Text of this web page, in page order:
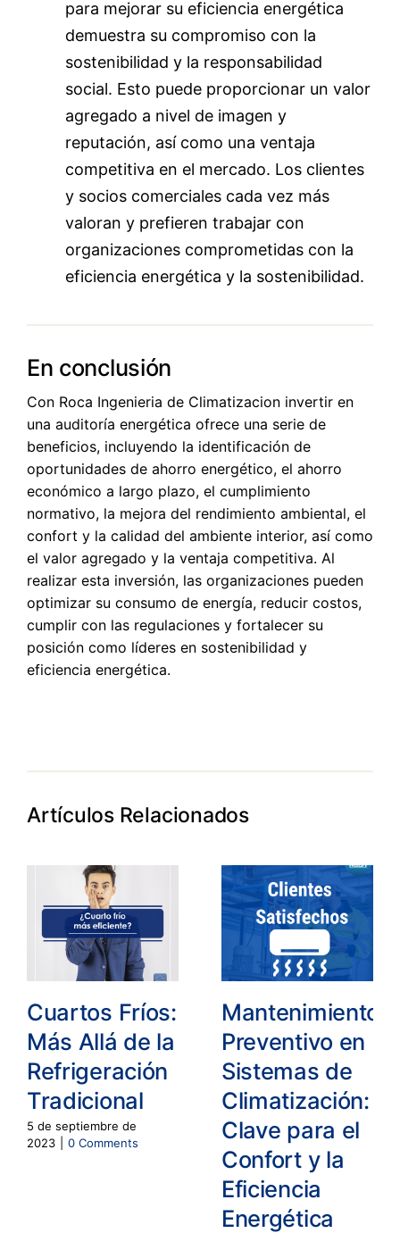
para mejorar su eficiencia energética
demuestra su compromiso con la
sostenibilidad y la responsabilidad
social. Esto puede proporcionar un valor
agregado a nivel de imagen y
reputación, así como una ventaja
competitiva en el mercado. Los clientes
y socios comerciales cada vez más
valoran y prefieren trabajar con
organizaciones comprometidas con la
eficiencia energética y la sostenibilidad.
En conclusión
Con Roca Ingenieria de Climatizacion invertir en
una auditoría energética ofrece una serie de
beneficios, incluyendo la identificación de
oportunidades de ahorro energético, el ahorro
económico a largo plazo, el cumplimiento
normativo, la mejora del rendimiento ambiental, el
confort y la calidad del ambiente interior, así como
el valor agregado y la ventaja competitiva. Al
realizar esta inversión, las organizaciones pueden
optimizar su consumo de energía, reducir costos,
cumplir con las regulaciones y fortalecer su
posición como líderes en sostenibilidad y
eficiencia energética.
Artículos Relacionados
Cuartos Fríos:
Más Allá de la
Refrigeración
Tradicional
5 de septiembre de
2023
0 Comments
Mantenimiento
Preventivo en
Sistemas de
Climatización:
Clave para el
Confort y la
Eficiencia
Energética